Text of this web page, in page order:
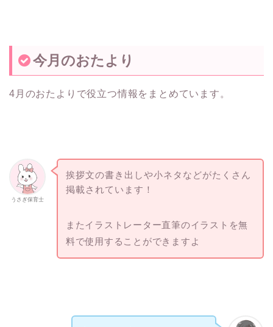
今月のおたより
4月のおたよりで役立つ情報をまとめています。
うさぎ保育士
挨拶文の書き出しや小ネタなどがたくさん
掲載されています！
またイラストレーター直筆のイラストを無
料で使用することができますよ